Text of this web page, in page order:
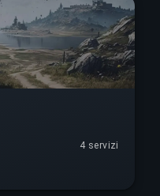
4 servizi